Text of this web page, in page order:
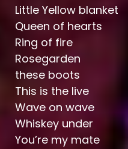
Little Yellow blanket
Queen of hearts
Ring of fire
Rosegarden
these boots
This is the live
Wave on wave
Whiskey under
You’re my mate